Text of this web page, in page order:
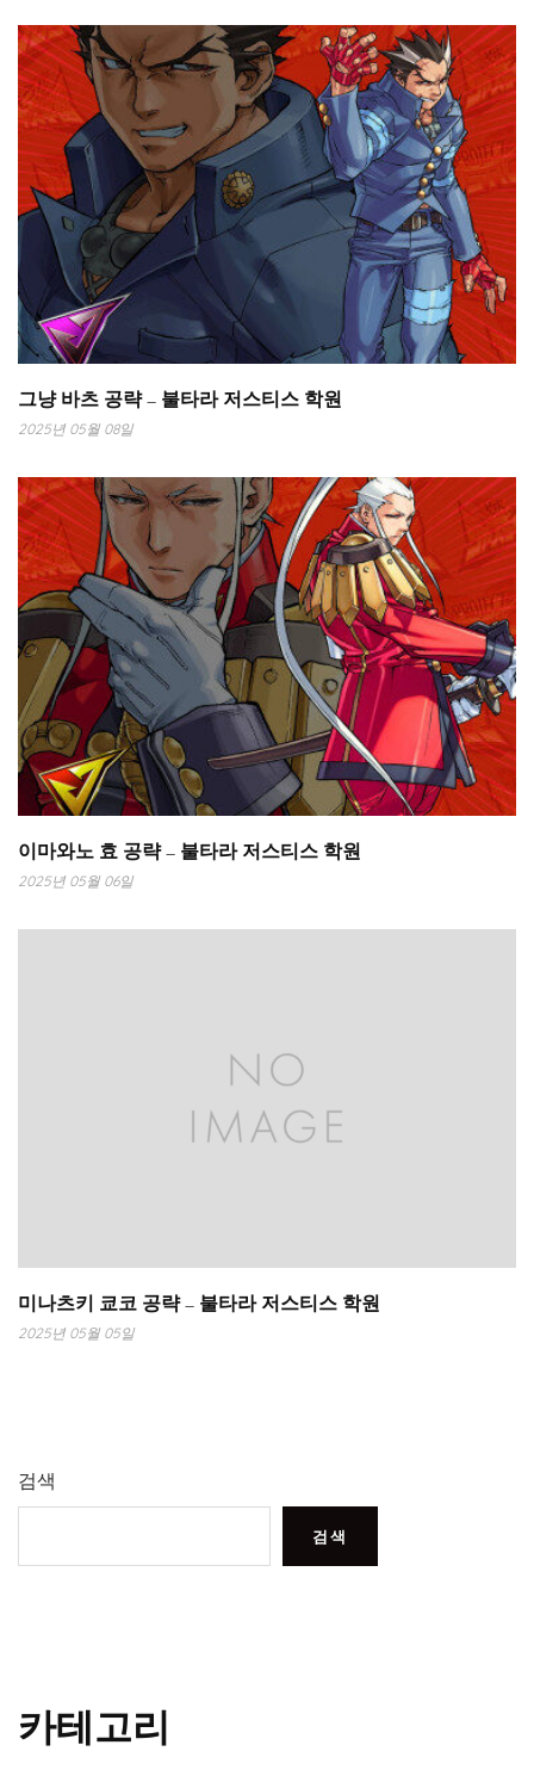
그냥 바츠 공략 – 불타라 저스티스 학원
2025년 05월 08일
이마와노 효 공략 – 불타라 저스티스 학원
2025년 05월 06일
미나츠키 쿄코 공략 – 불타라 저스티스 학원
2025년 05월 05일
검색
검색
카테고리